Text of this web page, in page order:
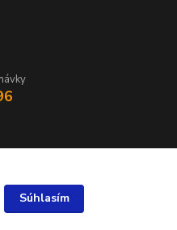
Súhlasím